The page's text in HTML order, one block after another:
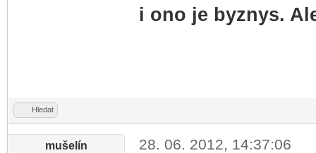
i ono je byznys.
Hledat
mušelín 28. 06. 2012, 14:37:06